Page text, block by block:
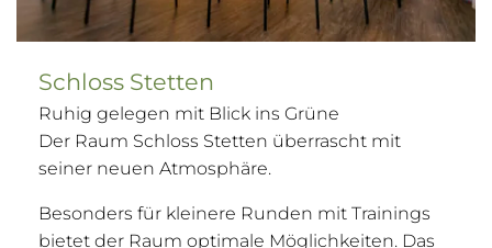
Schloss Stetten
Ruhig gelegen mit Blick ins Grüne
Der Raum Schloss Stetten überrascht mit
seiner neuen Atmosphäre.
Besonders für kleinere Runden mit Trainings
bietet der Raum optimale Möglichkeiten. Das